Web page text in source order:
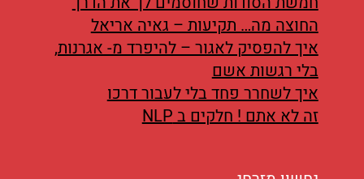
החוצה מה… תקיעות – גאיה אריאל
איך להפסיק לאגור – להיפרד מ- אגרנות,
בלי רגשות אשם
איך לשחרר פחד בלי לעבור דרכו
זה לא אתם ! חלקים ב NLP